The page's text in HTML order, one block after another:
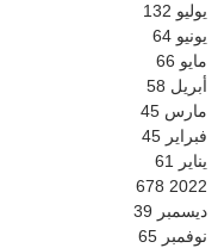
يوليو 132
يونيو 64
مايو 66
أبريل 58
مارس 45
فبراير 45
يناير 61
2022
678
ديسمبر 39
نوفمبر 65